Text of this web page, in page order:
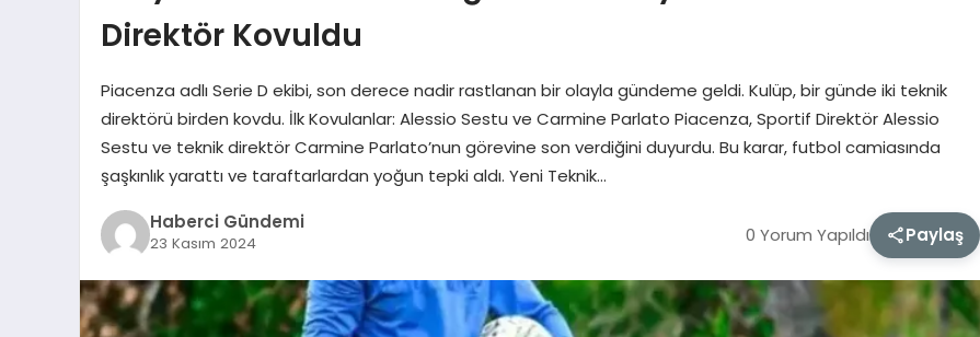
Direktör Kovuldu
Piacenza adlı Serie D ekibi, son derece nadir rastlanan bir olayla gündeme geldi. Kulüp, bir günde iki teknik
direktörü birden kovdu. İlk Kovulanlar: Alessio Sestu ve Carmine Parlato Piacenza, Sportif Direktör Alessio
Sestu ve teknik direktör Carmine Parlato’nun görevine son verdiğini duyurdu. Bu karar, futbol camiasında
şaşkınlık yarattı ve taraftarlardan yoğun tepki aldı. Yeni Teknik…
Haberci Gündemi
23 Kasım 2024 0 Yorum Yapıldı Paylaş